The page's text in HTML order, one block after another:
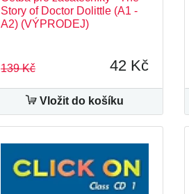
Story of Doctor Dolittle (A1 -
A2) (VÝPRODEJ)
139 Kč 42 Kč
Vložit do košíku